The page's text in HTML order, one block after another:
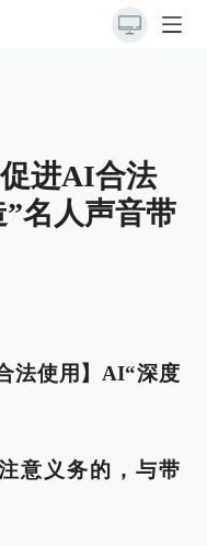
进AI合法
名人声音带
法使用】AI“深度
意义务的，与带